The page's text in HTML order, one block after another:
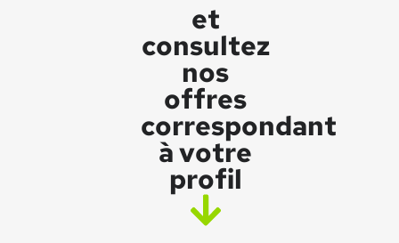
et
consultez
nos
offres
correspondant
à votre
profil